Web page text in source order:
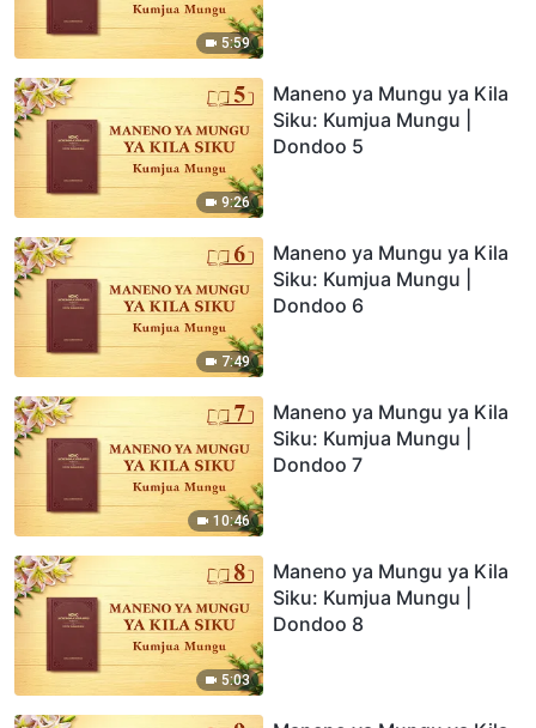
5:59
9:26
Maneno ya Mungu ya Kila
Siku: Kumjua Mungu |
Dondoo 5
7:49
Maneno ya Mungu ya Kila
Siku: Kumjua Mungu |
Dondoo 6
10:46
Maneno ya Mungu ya Kila
Siku: Kumjua Mungu |
Dondoo 7
5:03
Maneno ya Mungu ya Kila
Siku: Kumjua Mungu |
Dondoo 8